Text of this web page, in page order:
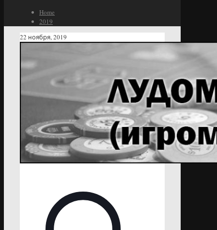
Home
2019
22 ноября, 2019